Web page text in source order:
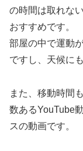
の時間は取れな
おすすめです。
部屋の中で運動
ですし、天候に
また、移動時間
数あるYouTube
スの動画です。